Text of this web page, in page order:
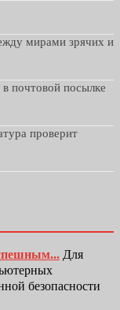
мирами зрячих и
почтовой посылке
проверит
Для
безопасности